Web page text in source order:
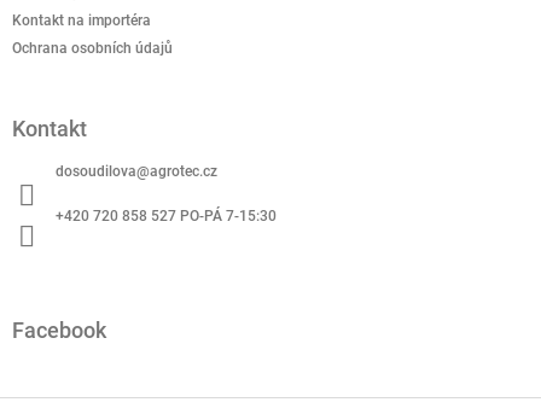
Kontakt na importéra
Ochrana osobních údajů
Kontakt
dosoudilova@agrotec.cz
+420 720 858 527 PO-PÁ 7-15:30
Facebook